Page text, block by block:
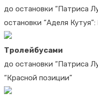
до остановки “Патриса
остановки “Аделя
Тролейбусами
до остановки “Патриса
“Красной позиции”